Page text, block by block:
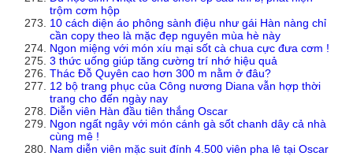
trộm cơm hộp
10 cách diện áo phông sành điệu như gái Hàn nàng chỉ
cần copy theo là mặc đẹp nguyên mùa hè này
Ngon miệng với món xíu mại sốt cà chua cực đưa cơm !
3 thức uống giúp tăng cường trí nhớ hiệu quả
Thác Đỗ Quyên cao hơn 300 m nằm ở đâu?
12 bộ trang phục của Công nương Diana vẫn hợp thời
trang cho đến ngày nay
Diễn viên Hàn đầu tiên thắng Oscar
Ngon ngất ngây với món cánh gà sốt chanh dây cả nhà
cùng mê !
Nam diễn viên mặc suit đính 4.500 viên pha lê tại Oscar